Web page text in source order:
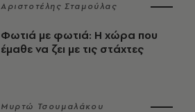
Αριστοτέλης Σταμούλας
Φωτιά με φωτιά: Η χώρα που
έμαθε να ζει με τις στάχτες
Μυρτώ Τσουμαλάκου